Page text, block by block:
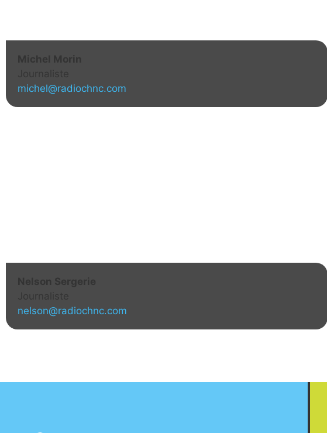
Michel Morin
Journaliste
michel@radiochnc.com
Nelson Sergerie
Journaliste
nelson@radiochnc.com